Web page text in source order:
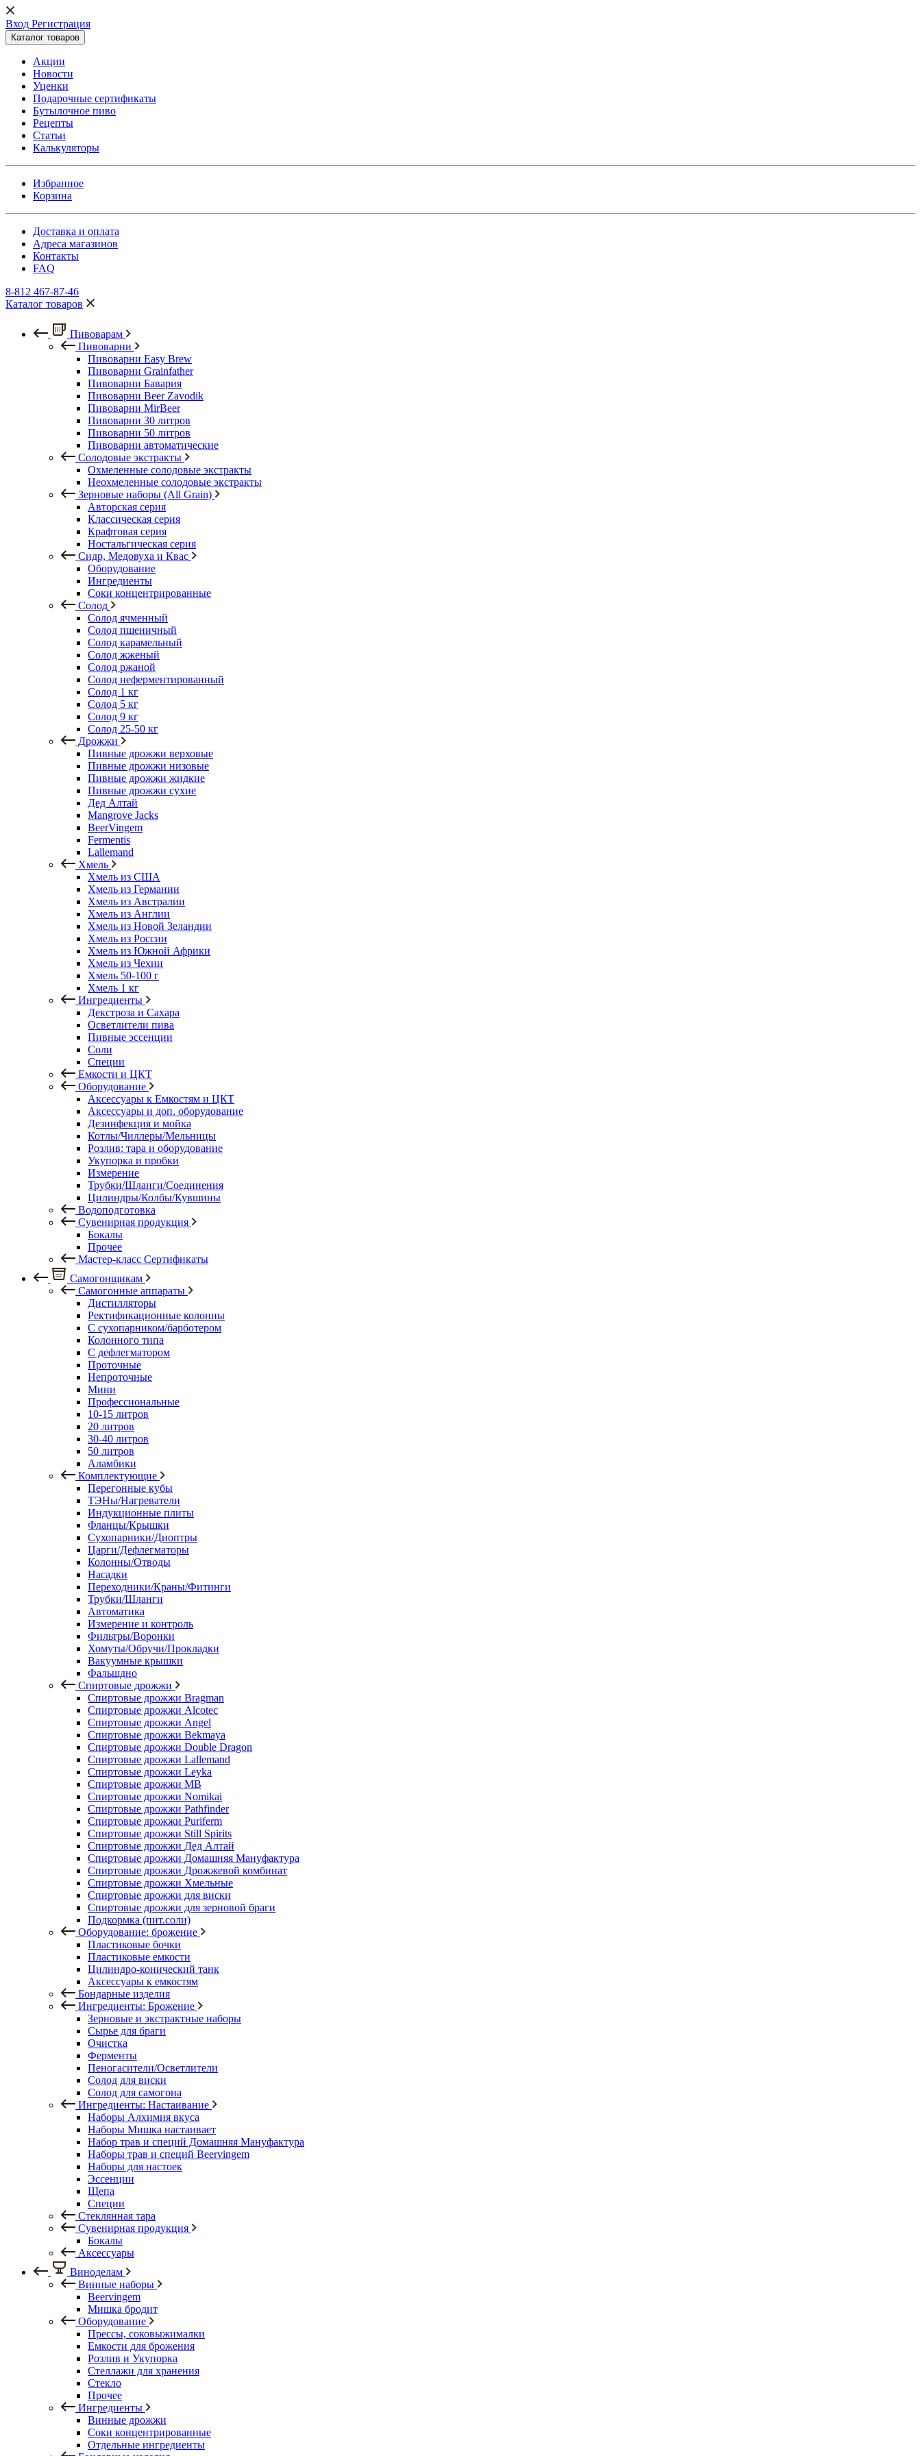
Вход Регистрация
Каталог товаров
Акции
Новости
Уценки
Подарочные сертификаты
Бутылочное пиво
Рецепты
Статьи
Калькуляторы
Избранное
Корзина
Доставка и оплата
Адреса магазинов
Контакты
FAQ
8-812 467-87-46
Каталог товаров
Пивоварам
Пивоварни
Пивоварни Easy Brew
Пивоварни Grainfather
Пивоварни Бавария
Пивоварни Beer Zavodik
Пивоварни MirBeer
Пивоварни 30 литров
Пивоварни 50 литров
Пивоварни автоматические
Солодовые экстракты
Охмеленные солодовые экстракты
Неохмеленные солодовые экстракты
Зерновые наборы (All Grain)
Авторская серия
Классическая серия
Крафтовая серия
Ностальгическая серия
Сидр, Медовуха и Квас
Оборудование
Ингредиенты
Соки концентрированные
Солод
Солод ячменный
Солод пшеничный
Солод карамельный
Солод жженый
Солод ржаной
Солод неферментированный
Солод 1 кг
Солод 5 кг
Солод 9 кг
Солод 25-50 кг
Дрожжи
Пивные дрожжи верховые
Пивные дрожжи низовые
Пивные дрожжи жидкие
Пивные дрожжи сухие
Дед Алтай
Mangrove Jacks
BeerVingem
Fermentis
Lallemand
Хмель
Хмель из США
Хмель из Германии
Хмель из Австралии
Хмель из Англии
Хмель из Новой Зеландии
Хмель из России
Хмель из Южной Африки
Хмель из Чехии
Хмель 50-100 г
Хмель 1 кг
Ингредиенты
Декстроза и Сахара
Осветлители пива
Пивные эссенции
Соли
Специи
Емкости и ЦКТ
Оборудование
Аксессуары к Емкостям и ЦКТ
Аксессуары и доп. оборудование
Дезинфекция и мойка
Котлы/Чиллеры/Мельницы
Розлив: тара и оборудование
Укупорка и пробки
Измерение
Трубки/Шланги/Соединения
Цилиндры/Колбы/Кувшины
Водоподготовка
Сувенирная продукция
Бокалы
Прочее
Мастер-класс Сертификаты
Самогонщикам
Самогонные аппараты
Дистилляторы
Ректификационные колонны
С сухопарником/барботером
Колонного типа
С дефлегматором
Проточные
Непроточные
Мини
Профессиональные
10-15 литров
20 литров
30-40 литров
50 литров
Аламбики
Комплектующие
Перегонные кубы
ТЭНы/Нагреватели
Индукционные плиты
Фланцы/Крышки
Сухопарники/Диоптры
Царги/Дефлегматоры
Колонны/Отводы
Насадки
Переходники/Краны/Фитинги
Трубки/Шланги
Автоматика
Измерение и контроль
Фильтры/Воронки
Хомуты/Обручи/Прокладки
Вакуумные крышки
Фальшдно
Спиртовые дрожжи
Спиртовые дрожжи Bragman
Спиртовые дрожжи Alcotec
Спиртовые дрожжи Angel
Спиртовые дрожжи Bekmaya
Спиртовые дрожжи Double Dragon
Спиртовые дрожжи Lallemand
Спиртовые дрожжи Leyka
Спиртовые дрожжи MB
Спиртовые дрожжи Nomikai
Спиртовые дрожжи Pathfinder
Спиртовые дрожжи Puriferm
Спиртовые дрожжи Still Spirits
Спиртовые дрожжи Дед Алтай
Спиртовые дрожжи Домашняя Мануфактура
Спиртовые дрожжи Дрожжевой комбинат
Спиртовые дрожжи Хмельные
Спиртовые дрожжи для виски
Спиртовые дрожжи для зерновой браги
Подкормка (пит.соли)
Оборудование: брожение
Пластиковые бочки
Пластиковые емкости
Цилиндро-конический танк
Аксессуары к емкостям
Бондарные изделия
Ингредиенты: Брожение
Зерновые и экстрактные наборы
Сырье для браги
Очистка
Ферменты
Пеногасители/Осветлители
Солод для виски
Солод для самогона
Ингредиенты: Настаивание
Наборы Алхимия вкуса
Наборы Мишка настаивает
Набор трав и специй Домашняя Мануфактура
Наборы трав и специй Beervingem
Наборы для настоек
Эссенции
Щепа
Специи
Стеклянная тара
Сувенирная продукция
Бокалы
Аксессуары
Виноделам
Винные наборы
Beervingem
Мишка бродит
Оборудование
Прессы, соковыжималки
Емкости для брожения
Розлив и Укупорка
Стеллажи для хранения
Стекло
Прочее
Ингредиенты
Винные дрожжи
Соки концентрированные
Отдельные ингредиенты